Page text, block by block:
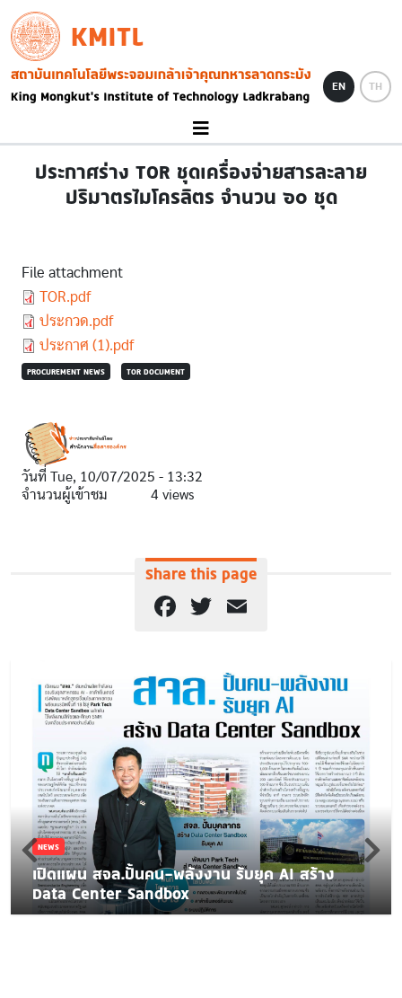
Skip to main content
KMITL
Image
EN TH
ประกาศร่าง TOR ชุดเครื่องจ่ายสารละลาย
ปริมาตรไมโครลิตร จำนวน ๖๐ ชุด
File attachment
Document
TOR.pdf
Document
ประกวด.pdf
Document
ประกาศ (1).pdf
PROCUREMENT NEWS TOR DOCUMENT
วันที่ Tue, 10/07/2025 - 13:32
จำนวนผู้เข้าชม
4 views
Share this page
Facebook
Twitter
NEWS
เปิดแผน สจล.ปั้นคน-พลังงาน รับยุค AI สร้าง
Data Center Sandbox